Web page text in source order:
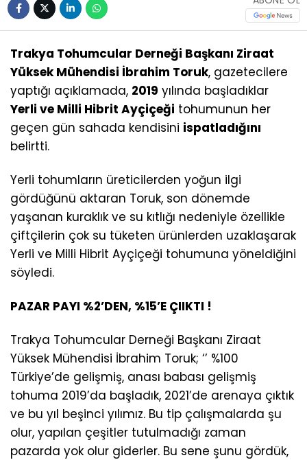
Trakya Tohumcular Derneği Başkanı Ziraat
Yüksek Mühendisi İbrahim Toruk, gazetecilere
yaptığı açıklamada, 2019 yılında başladıklar
Yerli ve Milli Hibrit Ayçiçeği tohumunun her
geçen gün sahada kendisini ispatladığını
belirtti.
Yerli tohumların üreticilerden yoğun ilgi
gördüğünü aktaran Toruk, son dönemde
yaşanan kuraklık ve su kıtlığı nedeniyle özellikle
çiftçilerin çok su tüketen ürünlerden uzaklaşarak
Yerli ve Milli Hibrit Ayçiçeği tohumuna yöneldiğini
söyledi.
PAZAR PAYI %2’DEN, %15’E ÇIIKTI !
Trakya Tohumcular Derneği Başkanı Ziraat
Yüksek Mühendisi İbrahim Toruk; ‘’ %100
Türkiye’de gelişmiş, anası babası gelişmiş
tohuma 2019’da başladık, 2021’de arenaya çıktık
ve bu yıl beşinci yılımız. Bu tip çalışmalarda şu
olur, yapılan çeşitler tutulmadığı zaman
pazarda yok olur giderler. Bu sene şunu gördük,